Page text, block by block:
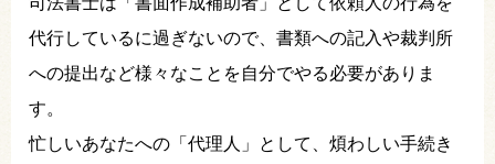
代行しているに過ぎないので、書類への記入や裁判所
への提出など様々なことを自分でやる必要がありま
す。
忙しいあなたへの「代理人」として、煩わしい手続き